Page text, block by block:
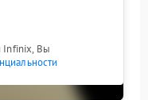
Infinix, Вы